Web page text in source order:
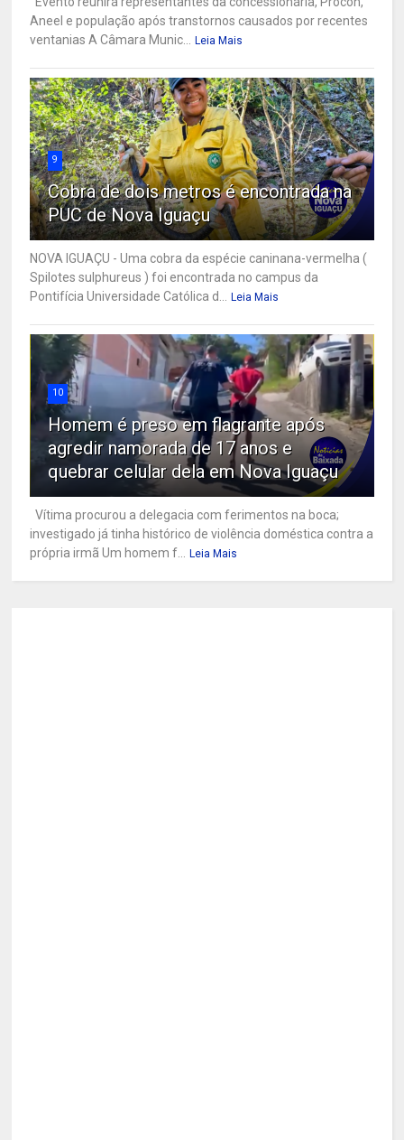
Aneel e população após transtornos causados por recentes
ventanias A Câmara Munic...
Leia Mais
9
Cobra de dois metros é encontrada na
PUC de Nova Iguaçu
NOVA IGUAÇU - Uma cobra da espécie caninana-vermelha (
Spilotes sulphureus ) foi encontrada no campus da
Pontifícia Universidade Católica d...
Leia Mais
10
Homem é preso em flagrante após
agredir namorada de 17 anos e
quebrar celular dela em Nova Iguaçu
Vítima procurou a delegacia com ferimentos na boca;
investigado já tinha histórico de violência doméstica contra a
própria irmã Um homem f...
Leia Mais